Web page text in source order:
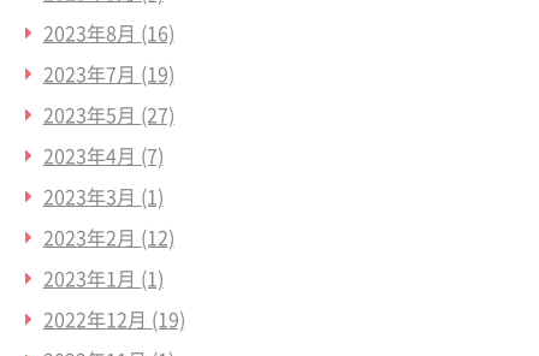
2023年8月 (16)
2023年7月 (19)
2023年5月 (27)
2023年4月 (7)
2023年3月 (1)
2023年2月 (12)
2023年1月 (1)
2022年12月 (19)